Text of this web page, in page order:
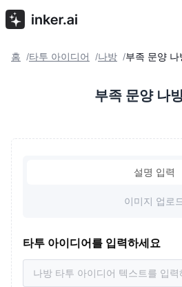
홈 /타투 아이디어 /나방 /부족 문양 나
부족 문양 나
설명 입력
이미지 업로
타투 아이디어를 입력하세요